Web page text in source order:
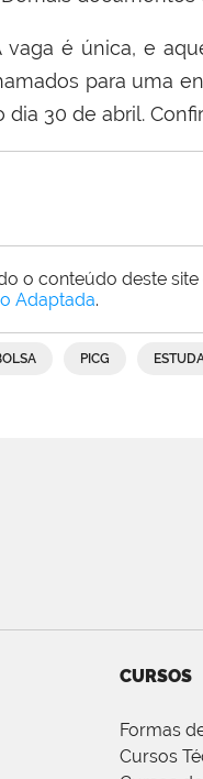
vaga é única, e
para uma
dia 30 de abril.
o conteúdo deste
Adaptada.
PICG
CURSOS
Formas
Cursos